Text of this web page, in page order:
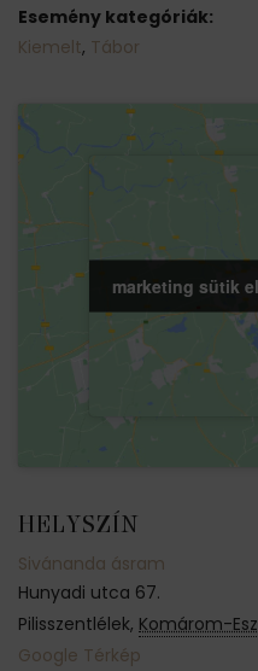
Esemény kategóriák:
Kiemelt, Tábor
HELYSZÍN
Sivánanda ásram
Hunyadi utca 67.
Pilisszentlélek, Komárom-
Google Térkép
marketing sütik
marketing sütik